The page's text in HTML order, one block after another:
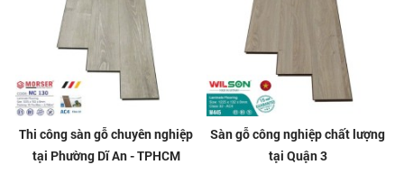
Thi công sàn gỗ chuyên nghiệp
tại Phường Dĩ An - TPHCM
Sàn gỗ công nghiệp chất lượng
tại Quận 3